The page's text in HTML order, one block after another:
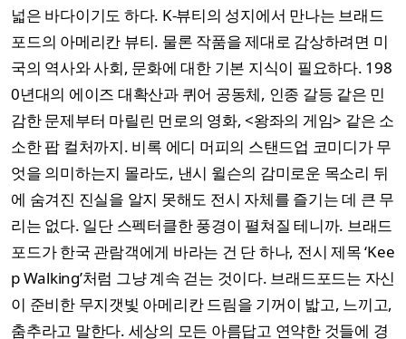
넓은 바다이기도 하다. K-뷰티의 성지에서 만나는 브래드
포드의 아메리칸 뷰티. 물론 작품을 제대로 감상하려면 미
국의 역사와 사회, 문화에 대한 기본 지식이 필요하다. 198
0년대의 에이즈 대확산과 퀴어 공동체, 인종 갈등 같은 민
감한 문제부터 마릴린 먼로의 영화, <왕좌의 게임> 같은 소
소한 팝 컬처까지. 비록 에디 머피의 스탠드업 코미디가 무
엇을 의미하는지 몰라도, 낸시 윌슨의 감미로운 목소리 뒤
에 숨겨진 진실을 알지 못해도 전시 자체를 즐기는 데 큰 무
리는 없다. 일단 스펙터클한 풍경이 펼쳐질 테니까. 브래드
포드가 한국 관람객에게 바라는 건 단 하나, 전시 제목 ‘Kee
p Walking’처럼 그냥 계속 걷는 것이다. 브래드포드는 자신
이 준비한 무지갯빛 아메리칸 드림을 기꺼이 밟고, 느끼고,
춤추라고 말한다. 세상의 모든 아름답고 연약한 것들에 경